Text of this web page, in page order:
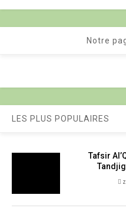
Notre
LES PLUS POPULAIRES
Tafsir